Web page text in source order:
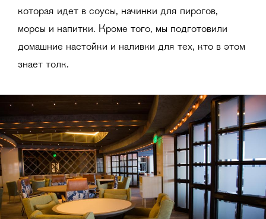
которая идет в соусы, начинки для пирогов,
морсы и напитки. Кроме того, мы подготовили
домашние настойки и наливки для тех, кто в этом
знает толк.